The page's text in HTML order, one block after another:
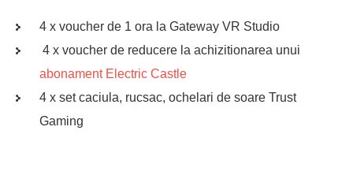
4 x voucher de 1 ora la Gateway VR Studio
4 x voucher de reducere la achizitionarea unui
abonament Electric Castle
4 x set caciula, rucsac, ochelari de soare Trust
Gaming